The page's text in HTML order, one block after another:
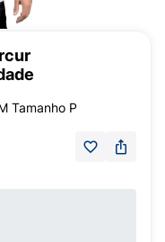
Tamanho P